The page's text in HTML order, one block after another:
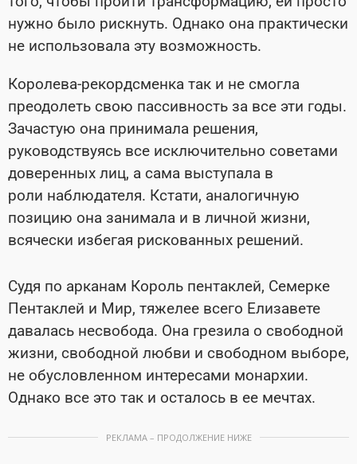
нужно было рискнуть. Однако она практически
не использовала эту возможность.
Королева-рекордсменка так и не смогла
преодолеть свою пассивность за все эти годы.
Зачастую она принимала решения,
руководствуясь все исключительно советами
доверенных лиц, а сама выступала в
роли наблюдателя. Кстати, аналогичную
позицию она занимала и в личной жизни,
всячески избегая рискованных решений.
Судя по арканам Король пентаклей, Семерке
Пентаклей и Мир, тяжелее всего Елизавете
давалась несвобода. Она грезила о свободной
жизни, свободной любви и свободном выборе,
не обусловленном интересами монархии.
Однако все это так и осталось в ее мечтах.
РЕКЛАМА – ПРОДОЛЖЕНИЕ НИЖЕ